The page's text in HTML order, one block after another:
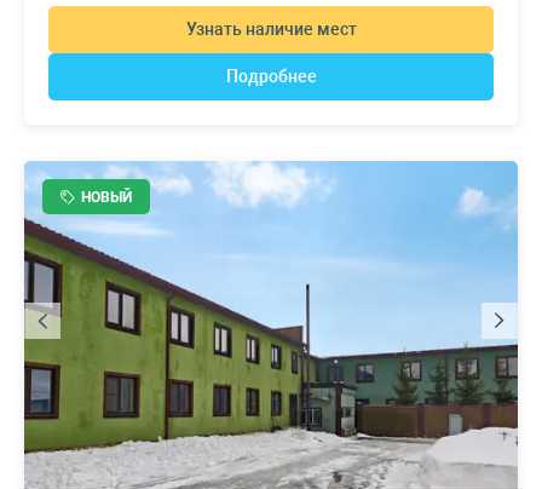
Узнать наличие мест
Подробнее
НОВЫЙ